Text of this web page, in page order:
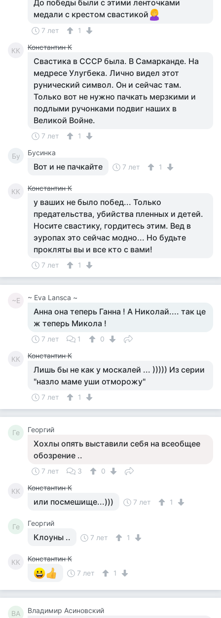
До победы были с этими ленточками
медали с крестом свастикой
7 лет 1
КК Константин К
Свастика в СССР была. В Самарканде. На
медресе Улугбека. Лично видел этот
рунический символ. Он и сейчас там.
Только вот не нужно пачкать мерзкими и
подлыми ручонками подвиг наших в
Великой Войне.
7 лет 1
Бу Бусинка
Вот и не пачкайте 7 лет 1
КК Константин К
у ваших не было побед... Только
предательства, убийства пленных и детей.
Носите свастику, гордитесь этим. Вед в
эуропах это сейчас модно... Но будьте
прокляты вы и все кто с вами!
7 лет 1
~E ~ Eva Lansca ~
Анна она теперь Ганна ! А Николай.... так це
ж теперь Микола !
7 лет 1 0
КК Константин К
Лишь бы не как у москалей ... ))))) Из серии
"назло маме уши отморожу"
7 лет 1
Ге Георгий
Хохлы опять выставили себя на всеобщее
обозрение ..
7 лет 3 0
КК Константин К
или посмешище...))) 7 лет 1
Ге Георгий
Клоуны .. 7 лет 1
КК
Константин К
7 лет
1
ВА Владимир Асиновский